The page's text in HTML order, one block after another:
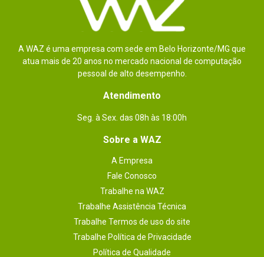
Extensões de conjunto de instruções: Intel SSE4.1,
Intel SSE4.2, Intel AVX2
Estados ociosos
Tecnologia Enhanced Intel SpeedStep
Tecnologia de proteção de identidade Intel
Segurança e Confiabilidade:
Novas instruções do Intel AES
Extensões de guarda de software Intel (Intel SGX)
com o Intel ME
Protetor do Intel OS
Execute Desativar Bit
1x Cooler Box
1x Documentação
A WAZ é uma empresa com sede em Belo Horizonte/MG que
atua mais de 20 anos no mercado nacional de computação
pessoal de alto desempenho.
Atendimento
Seg. à Sex. das 08h às 18:00h
Sobre a WAZ
A Empresa
Fale Conosco
Trabalhe na WAZ
Trabalhe Assistência Técnica
Trabalhe Termos de uso do site
Trabalhe Política de Privacidade
Política de Qualidade